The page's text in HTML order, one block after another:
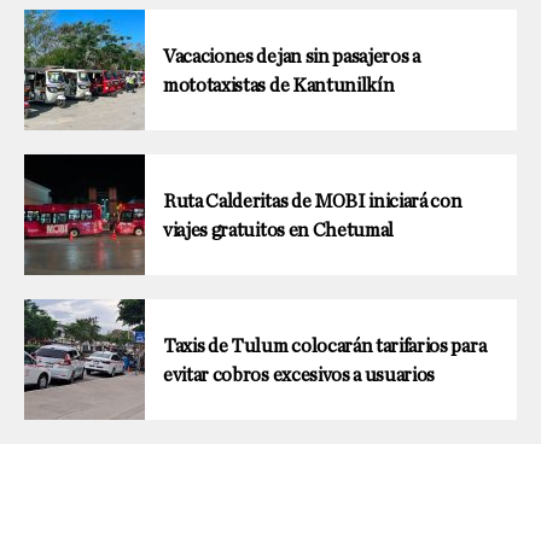
Vacaciones dejan sin pasajeros a
mototaxistas de Kantunilkín
Ruta Calderitas de MOBI iniciará con
viajes gratuitos en Chetumal
Taxis de Tulum colocarán tarifarios para
evitar cobros excesivos a usuarios